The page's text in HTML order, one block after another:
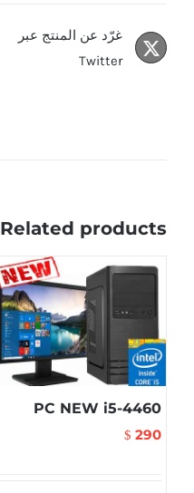
غرّد عن المنتج عبر
Twitter
Related products
PC NEW i5-4460
$ 290